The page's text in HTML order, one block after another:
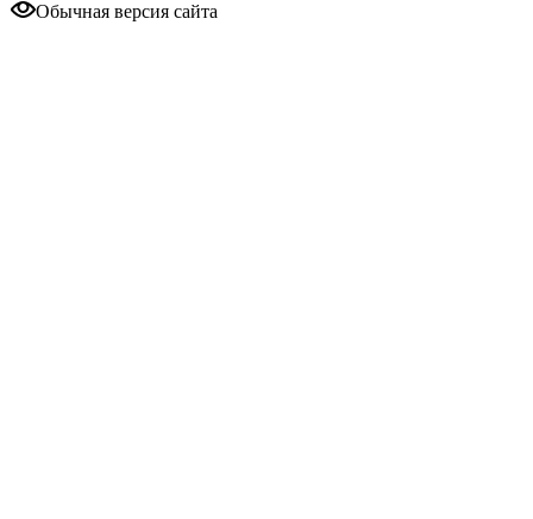
Обычная версия сайта